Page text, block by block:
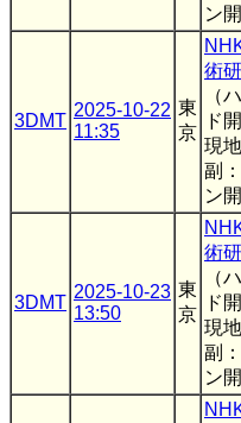
ン
3DMT
2025-10-22
11:35
東
京
術
（
ド
現
副
ン
3DMT
2025-10-23
13:50
東
京
術
（
ド
現
副
ン